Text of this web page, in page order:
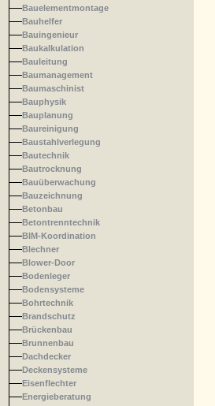
Bauelementmontage
Bauhelfer
Bauingenieur
Baukalkulation
Bauleitung
Baumanagement
Baumaschinist
Bauphysik
Bauplanung
Baureinigung
Baustahlverlegung
Bautechnik
Bautrocknung
Bauüberwachung
Bauzeichnung
Betonbau
Betontrenntechnik
BIM-Koordination
Blechner
Blower-Door
Bodenleger
Bodensysteme
Bohrtechnik
Brandschutz
Brückenbau
Brunnenbau
Dachdecker
Deckensysteme
Eisenflechter
Energieberatung